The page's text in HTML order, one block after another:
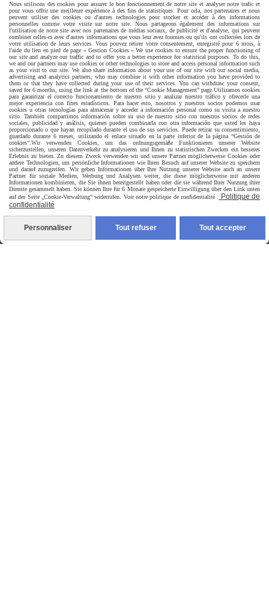
Paiement sécurisé
Livraison rapide
Nous utilisons des cookies pour assurer le bon fonctionnement de notre site et analyser notre trafic et
pour vous offrir une meilleure expérience à des fins de statistiques. Pour cela, nos partenaires et nous
peuvent utiliser des cookies ou d'autres technologies pour stocker et accéder à des informations
personnelles comme votre visite sur notre site. Nous partageons également des informations sur
l'utilisation de notre site avec nos partenaires de médias sociaux, de publicité et d'analyse, qui peuvent
combiner celles-ci avec d'autres informations que vous leur avez fournies ou qu'ils ont collectées lors de
votre utilisation de leurs services. Vous pouvez retirer votre consentement, enregistré pour 6 mois, à
l'aide du lien en pied de page « Gestion Cookies ». We use cookies to ensure the proper functioning of
our site and analyze our traffic and to offer you a better experience for statistical purposes. To do this,
we and our partners may use cookies or other technologies to store and access personal information such
as your visit to our site. We also share information about your use of our site with our social media,
advertising and analytics partners, who may combine it with other information you have provided to
them or that they have collected during your use of their services. You can withdraw your consent,
saved for 6 months, using the link at the bottom of the “Cookie Management” page. Utilizamos cookies
para garantizar el correcto funcionamiento de nuestro sitio y analizar nuestro tráfico y ofrecerle una
mejor experiencia con fines estadísticos. Para hacer esto, nosotros y nuestros socios podemos usar
cookies u otras tecnologías para almacenar y acceder a información personal como su visita a nuestro
sitio. También compartimos información sobre su uso de nuestro sitio con nuestros socios de redes
sociales, publicidad y análisis, quienes pueden combinarla con otra información que usted les haya
proporcionado o que hayan recopilado durante el uso de sus servicios. Puede retirar su consentimiento,
guardado durante 6 meses, utilizando el enlace situado en la parte inferior de la página “Gestión de
cookies”. Wir verwenden Cookies, um das ordnungsgemäße Funktionieren unserer Website
sicherzustellen, unseren Datenverkehr zu analysieren und Ihnen zu statistischen Zwecken ein besseres
Erlebnis zu bieten. Zu diesem Zweck verwenden wir und unsere Partner möglicherweise Cookies oder
andere Technologien, um persönliche Informationen wie Ihren Besuch auf unserer Website zu speichern
und darauf zuzugreifen. Wir geben Informationen über Ihre Nutzung unserer Website auch an unsere
Partner für soziale Medien, Werbung und Analysen weiter, die diese möglicherweise mit anderen
Informationen kombinieren, die Sie ihnen bereitgestellt haben oder die sie während Ihrer Nutzung ihrer
Dienste gesammelt haben. Sie können Ihre für 6 Monate gespeicherte Einwilligung über den Link unten
auf der Seite „Cookie-Verwaltung“ widerrufen. Voir notre politique de confidentialité :
Politique de
confidentialité
Personnaliser Tout refuser Tout accepter